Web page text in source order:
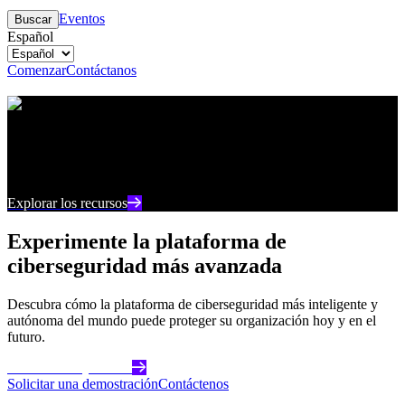
Buscar Eventos
Español
ComenzarContáctanos
Centro de recursos
Explorar los recursos
Experimente la plataforma de
ciberseguridad más avanzada
Descubra cómo la plataforma de ciberseguridad más inteligente y
autónoma del mundo puede proteger su organización hoy y en el
futuro.
Solicitar una demostraciónContáctenos